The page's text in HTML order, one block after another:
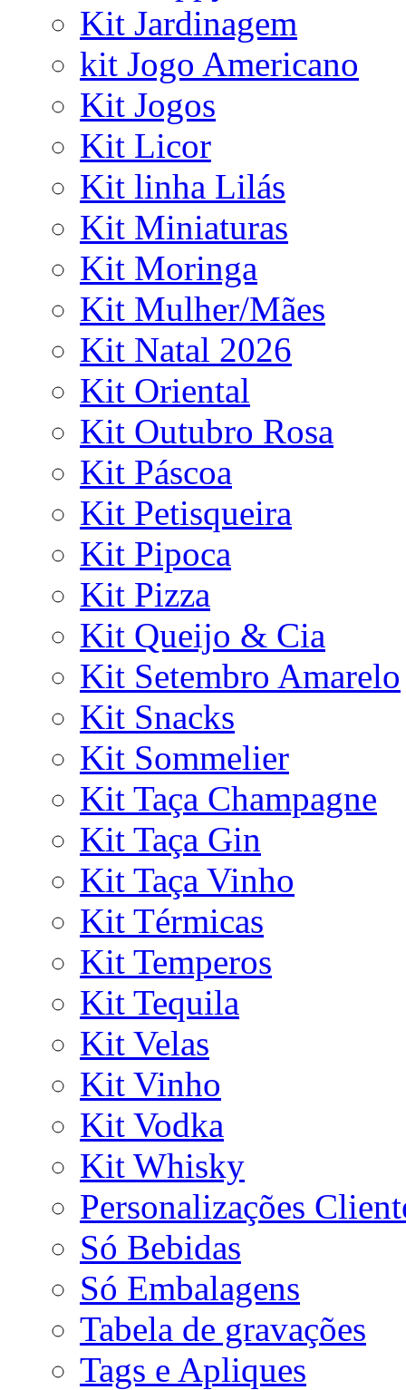
Kit Jardinagem
kit Jogo Americano
Kit Jogos
Kit Licor
Kit linha Lilás
Kit Miniaturas
Kit Moringa
Kit Mulher/Mães
Kit Natal 2026
Kit Oriental
Kit Outubro Rosa
Kit Páscoa
Kit Petisqueira
Kit Pipoca
Kit Pizza
Kit Queijo & Cia
Kit Setembro Amarelo
Kit Snacks
Kit Sommelier
Kit Taça Champagne
Kit Taça Gin
Kit Taça Vinho
Kit Térmicas
Kit Temperos
Kit Tequila
Kit Velas
Kit Vinho
Kit Vodka
Kit Whisky
Personalizações
Só Bebidas
Só Embalagens
Tabela de gravações
Tags e Apliques